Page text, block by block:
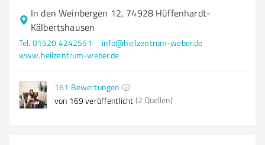
In den Weinbergen 12, 74928 Hüffenhardt-
Kälbertshausen
Tel. 01520 4242551
info@heilzentrum-weber.de
www.heilzentrum-weber.de
161 Bewertungen
von 169 veröffentlicht (2 Quellen)